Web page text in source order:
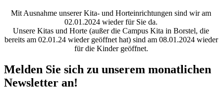
Mit Ausnahme unserer Kita- und Horteinrichtungen sind wir am
02.01.2024 wieder für Sie da.
Unsere Kitas und Horte (außer die Campus Kita in Borstel, die
bereits am 02.01.24 wieder geöffnet hat) sind am 08.01.2024 wieder
für die Kinder geöffnet.
Melden Sie sich zu unserem monatlichen
Newsletter an!